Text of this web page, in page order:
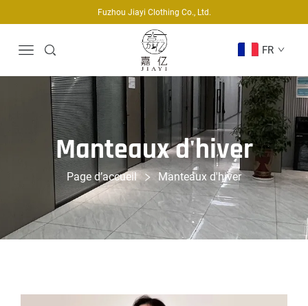
Fuzhou Jiayi Clothing Co., Ltd.
FR
Manteaux d'hiver
Page d’accueil Manteaux d'hiver